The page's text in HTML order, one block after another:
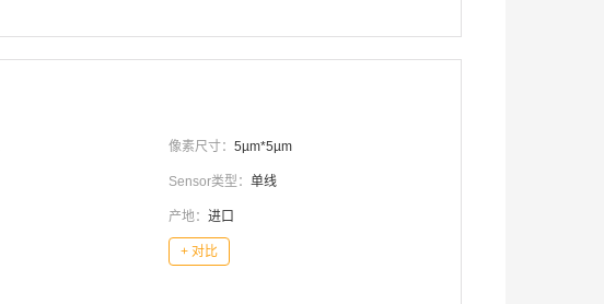
像素尺寸： 5µm*5µm
Sensor类型： 单线
产地： 进口
+ 对比